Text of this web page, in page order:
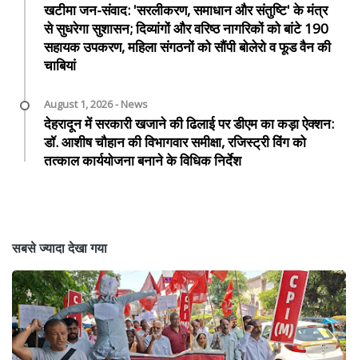
खटीमा जन-संवाद: 'सरलीकरण, समाधान और संतुष्टि' के मंत्र
से सुधरेगा सुशासन; दिव्यांगों और वरिष्ठ नागरिकों को बांटे 190
सहायक उपकरण, महिला संगठनों को सौंपी बोलेरो व फूड वैन की
चाबियां
August 1, 2026 - News
देहरादून में सरकारी खजाने की ढिलाई पर डीएम का कड़ा ऐक्शन:
डॉ. आशीष चौहान की विभागवार समीक्षा, रजिस्ट्री विंग को
तत्काल कार्ययोजना बनाने के विधिक निर्देश
सबसे ज्यादा देखा गया